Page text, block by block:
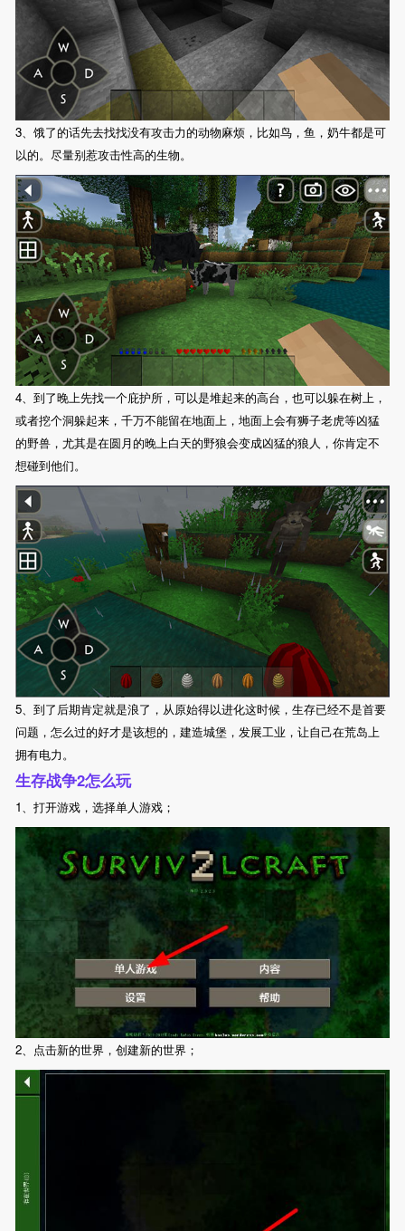
3、饿了的话先去找找没有攻击力的动物麻烦，比如鸟，鱼，奶牛都是可
以的。尽量别惹攻击性高的生物。
4、到了晚上先找一个庇护所，可以是堆起来的高台，也可以躲在树上，
或者挖个洞躲起来，千万不能留在地面上，地面上会有狮子老虎等凶猛
的野兽，尤其是在圆月的晚上白天的野狼会变成凶猛的狼人，你肯定不
想碰到他们。
5、到了后期肯定就是浪了，从原始得以进化这时候，生存已经不是首要
问题，怎么过的好才是该想的，建造城堡，发展工业，让自己在荒岛上
拥有电力。
生存战争2怎么玩
1、打开游戏，选择单人游戏；
2、点击新的世界，创建新的世界；